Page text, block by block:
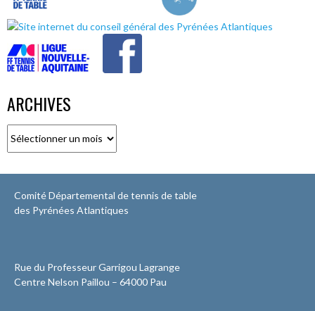
ARCHIVES
Comité Départemental de tennis de table
des Pyrénées Atlantiques
Rue du Professeur Garrigou Lagrange
Centre Nelson Paillou – 64000 Pau